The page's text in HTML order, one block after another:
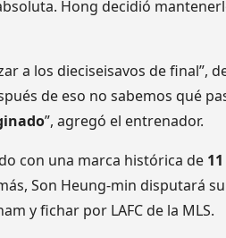
Hong decidió
a los dieciseisavos de final”,
de eso no sabemos qué
”, agregó el entrenador.
con una marca histórica de
Son Heung-min disputará
y fichar por LAFC de la MLS.